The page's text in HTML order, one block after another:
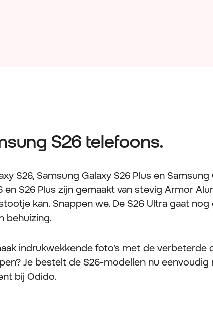
S26 telefoons.
S26, Samsung Galaxy S26 Plus en Samsung
en S26 Plus zijn gemaakt van stevig Armor
kan. Snappen we. De S26 Ultra gaat nog
behuizing.
indrukwekkende foto's met de verbeterde
Je bestelt de S26-modellen nu eenvoudig
bij Odido.